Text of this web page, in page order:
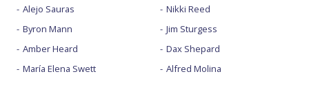
Alejo Sauras
Byron Mann
Amber Heard
María Elena Swett
Nikki Reed
Jim Sturgess
Dax Shepard
Alfred Molina